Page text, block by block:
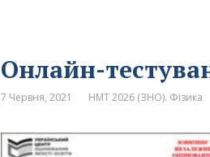
Онлайн-
7 Червня, 2021 НМТ 2026 (ЗНО). Фізика